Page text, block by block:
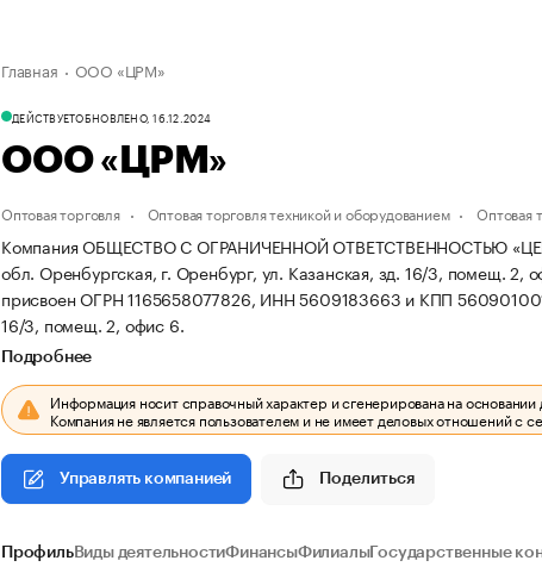
Главная ООО «ЦРМ»
ДЕЙСТВУЕТОБНОВЛЕНО, 16.12.2024
ООО «ЦРМ»
Оптовая торговля Оптовая торговля техникой и оборудованием Оптовая
Компания ОБЩЕСТВО С ОГРАНИЧЕННОЙ ОТВЕТСТВЕННОСТЬЮ
обл. Оренбургская, г. Оренбург, ул. Казанская, зд. 16/3, помещ. 2,
присвоен ОГРН 1165658077826, ИНН 5609183663 и КПП
16/3, помещ. 2, офис 6.
Подробнее
Информация носит справочный характер и сгенерирована на основании
Компания не является пользователем и не имеет деловых отношений с
Управлять компанией Поделиться
ПрофильВиды деятельностиФинансыФилиалыГосударственные